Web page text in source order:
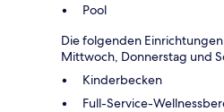
Pool
Die folgenden
Mittwoch, Donnerstag und
Kinderbecken
Full-Service-